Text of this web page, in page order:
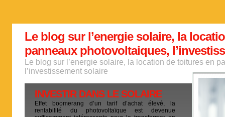
Le blog sur l’energie solaire, la
panneaux photovoltaiques,
Le blog sur l’energie solaire, la location de toitures en
l’investissement solaire
INVESTIR DANS LE SOLAIRE
Effet boomerang d’un tarif d’achat élevé, la
rentabilité du photovoltaïque est devenue